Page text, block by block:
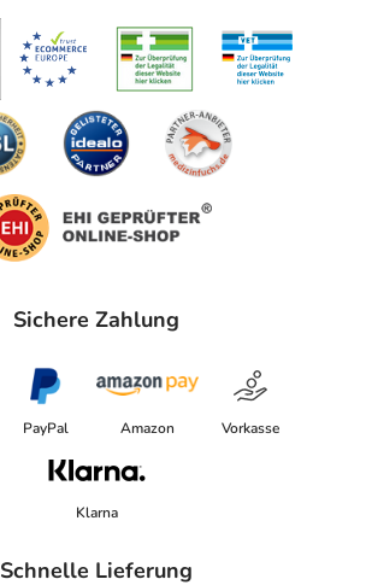
Sichere Zahlung
PayPal Amazon Vorkasse
Klarna
Schnelle Lieferung